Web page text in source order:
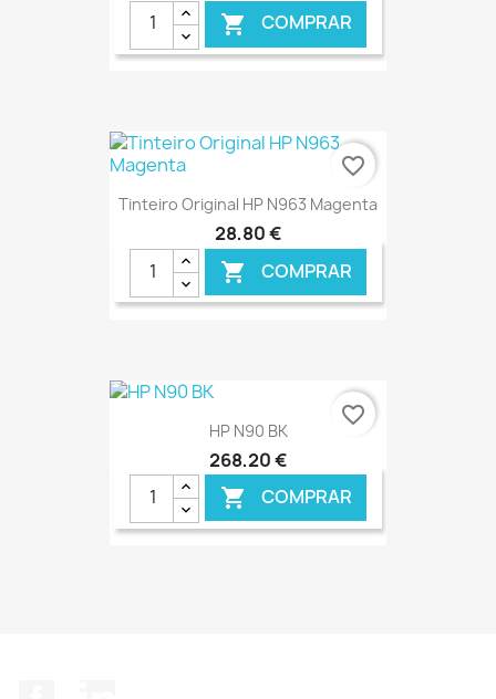
 COMPRAR
€ ONLINE
Tinteiro Original HP N963 Magenta
28,80 €
 COMPRAR
favorite_border
HP N90 BK
268,20 €
 COMPRAR
favorite_border